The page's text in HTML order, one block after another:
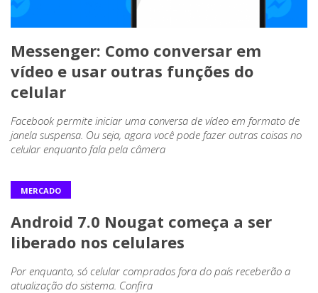
Messenger: Como conversar em
vídeo e usar outras funções do
celular
Facebook permite iniciar uma conversa de vídeo em formato de
janela suspensa. Ou seja, agora você pode fazer outras coisas no
celular enquanto fala pela câmera
MERCADO
Android 7.0 Nougat começa a ser
liberado nos celulares
Por enquanto, só celular comprados fora do país receberão a
atualização do sistema. Confira